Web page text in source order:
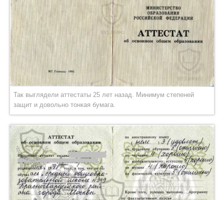
Так выглядели аттестаты 25 лет назад. Минимум степеней
защит и довольно тонкая бумага.